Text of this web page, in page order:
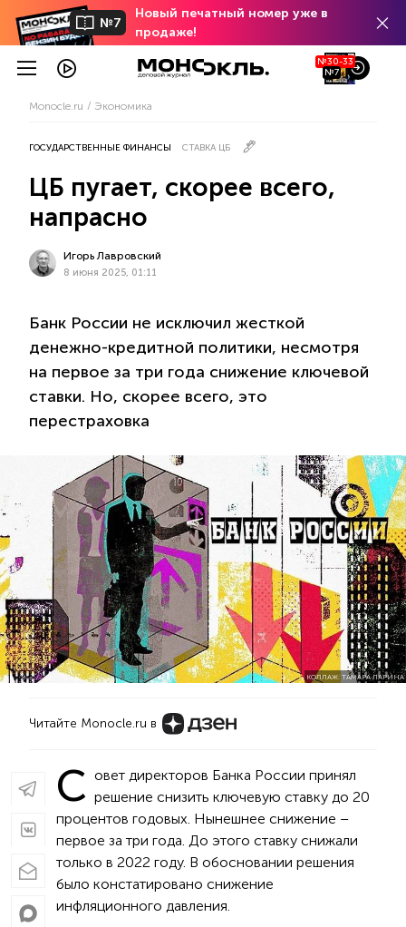
№7
Новый печатный номер уже в
продаже!
№30-33
№7
Monocle.ru Экономика
ГОСУДАРСТВЕННЫЕ ФИНАНСЫ СТАВКА ЦБ
ЦБ пугает, скорее всего,
напрасно
Игорь Лавровский
8 июня 2025, 01:11
Банк России не исключил жесткой
денежно-кредитной политики, несмотря
на первое за три года снижение ключевой
ставки. Но, скорее всего, это
перестраховка
КОЛЛАЖ: ТАМАРА ЛАРИНА
Читайте Monocle.ru в
С овет директоров Банка России принял
решение снизить ключевую ставку до 20
процентов годовых. Нынешнее снижение –
первое за три года. До этого ставку снижали
только в 2022 году. В обосновании решения
было констатировано снижение
инфляционного давления.